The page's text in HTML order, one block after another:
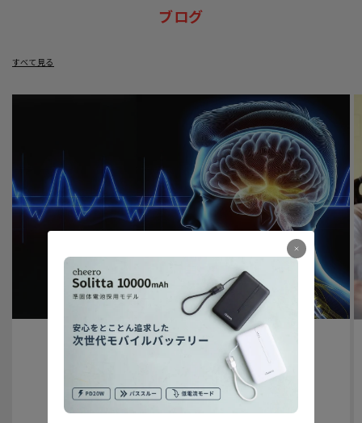
ブログ
すべて見る
認知症予防への取り組みについて